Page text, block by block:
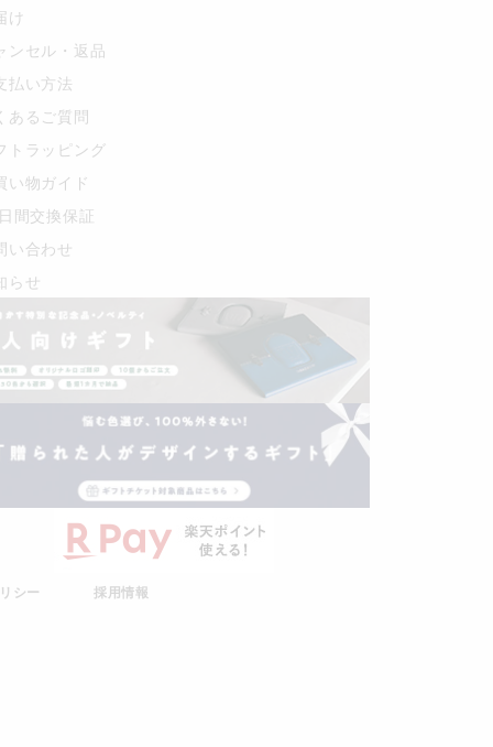
け
ンセル・返品
払い方法
あるご質問
トラッピング
い物ガイド
間交換保証
い合わせ
らせ
シー 採用情報